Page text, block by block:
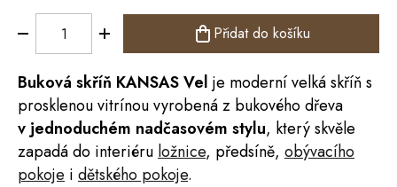
Přidat do košíku
Buková skříň KANSASVel je moderní velká skříň s
prosklenou vitrínou vyrobená z bukového dřeva
v jednoduchém nadčasovém stylu, který skvěle
zapadá do interiéru ložnice, předsíně, obývacího
pokoje i dětského pokoje.